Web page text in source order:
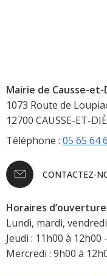
Mairie de Causse-et-
1073 Route de
12700 CAUSSE-ET-
Téléphone : 05 65 64
CONTACTEZ-
Horaires d’ouverture
Lundi, mardi,
Jeudi : 11h00 à 12h00
Mercredi : 9h00 à